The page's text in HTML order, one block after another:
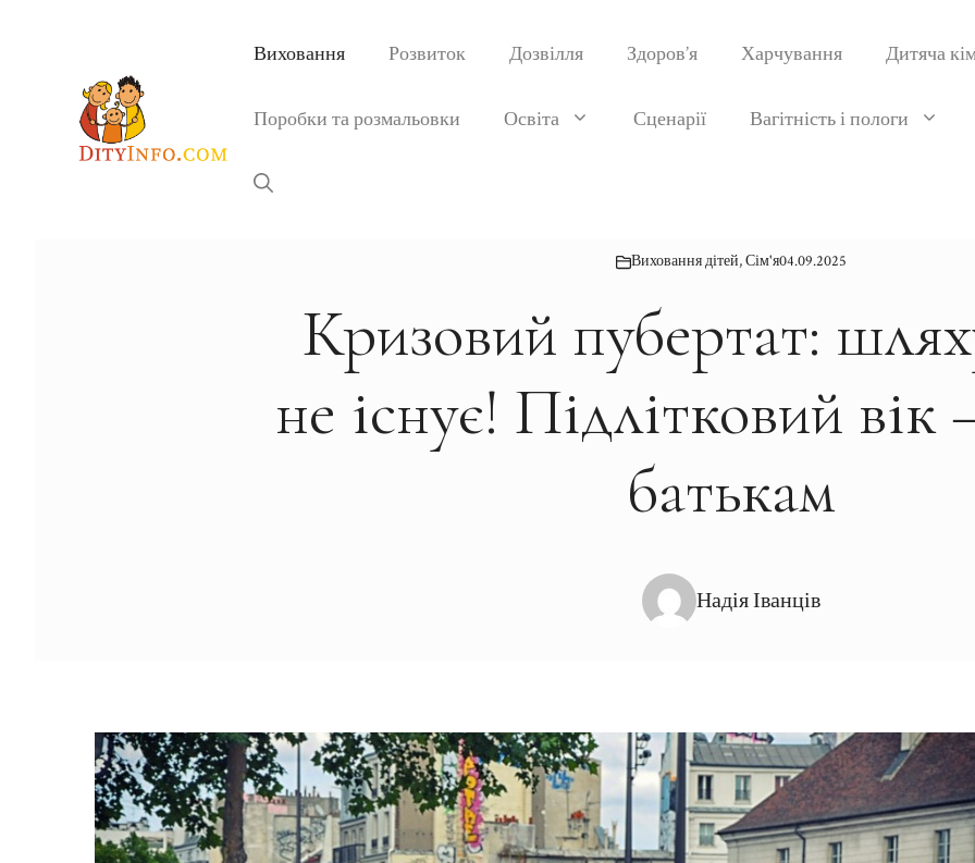
Виховання Розвиток Дозвілля Здоров’я Харчування Дитяча
Поробки та розмальовки Освіта Сценарії Вагітність і пологи
Виховання дітей,Сім'я04.09.2025
Кризовий пубертат:
не існує! Підлітковий вік
батькам
Надія Іванців